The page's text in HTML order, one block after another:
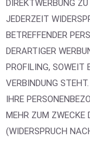
DIREKTWERBUNG
JEDERZEIT
BETREFFENDER
DERARTIGER
PROFILING, SOWEIT
VERBINDUNG
IHRE
MEHR ZUM ZWECKE
(WIDERSPRUCH